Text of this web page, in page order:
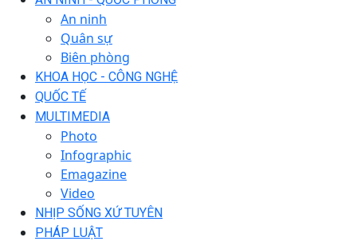
An ninh
Quân sự
Biên phòng
KHOA HỌC - CÔNG NGHỆ
QUỐC TẾ
MULTIMEDIA
Photo
Infographic
Emagazine
Video
NHỊP SỐNG XỨ TUYÊN
PHÁP LUẬT